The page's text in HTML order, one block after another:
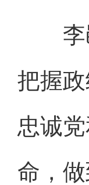
李邑
把握
忠诚
命，